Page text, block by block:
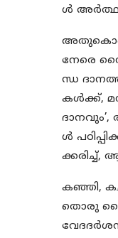
ൾ
നേരെ
ന്ധ
കൾക്ക്,
ദാനവും’,
ൾ
കഞ്ഞി,
തൊരു